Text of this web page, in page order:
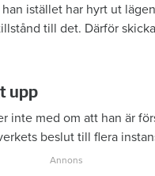
istället har hyrt ut
till det. Därför
upp
inte med om att han är
beslut till flera